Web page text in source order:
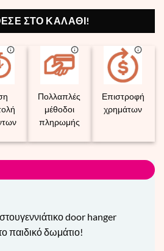
ΣΤΟ ΚΑΛΑΘΙ!
Πολλαπλές
μέθοδοι
πληρωμής
Επιστροφή
χρημάτων
door hanger
παιδικό δωμάτιο!